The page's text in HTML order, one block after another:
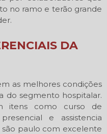
no ramo e terão grande
DA
as melhores condições
do segmento hospitalar.
itens como curso de
e assistencia
paulo com excelente